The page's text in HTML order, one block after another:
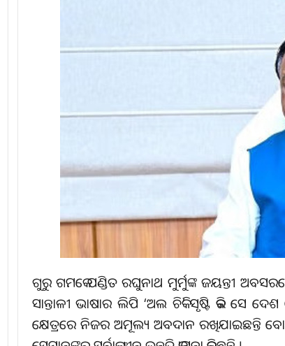
ଗୁରୁ ଗମକେ ପଣ୍ଡିତ ରଘୁନାଥ ମୁର୍ମୁଙ୍କ ଜୟନ୍ତୀ
ସାନ୍ତାଳୀ ଭାଷାର ଲିପି ‘ଅଲ ଚିକି’ ସୃଷ୍ଟି କରି ସେ
କ୍ଷେତ୍ରରେ ନିଜର ଅମୂଲ୍ୟ ଅବଦାନ ରଖିଯାଇଛନ୍ତି ବୋଲି